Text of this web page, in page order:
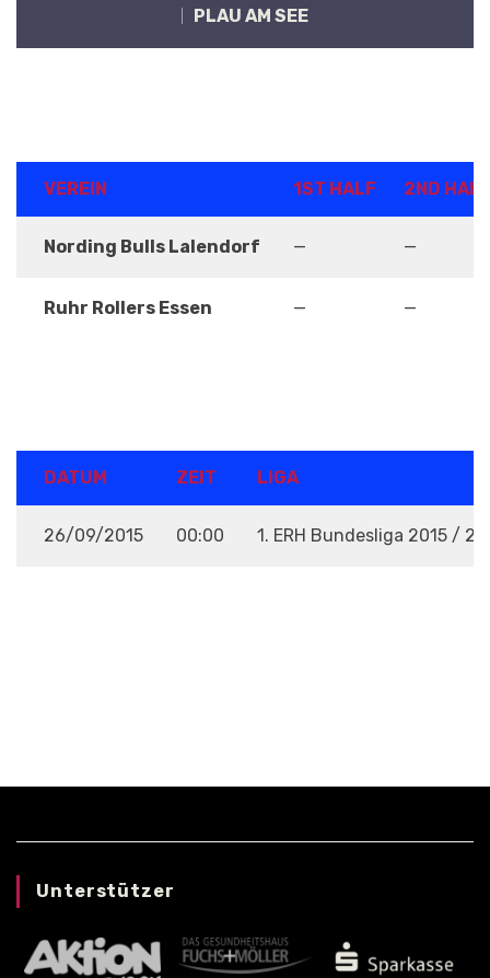
PLAU AM SEE
VEREIN 1ST HALF 2ND HALF
Nording Bulls Lalendorf — —
Ruhr Rollers Essen — —
DATUM ZEIT LIGA
26/09/2015 00:00 1. ERH Bundesliga 2015 /
Unterstützer